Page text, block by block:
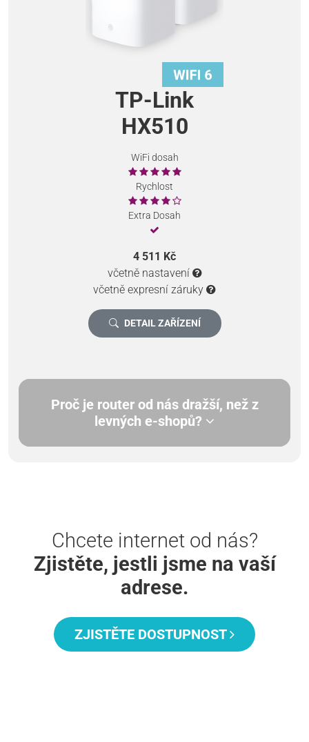
TP-Link
HX510
WiFi dosah
Rychlost
Extra Dosah
4 511 Kč
včetně nastavení
včetně expresní záruky
DETAIL ZAŘÍZENÍ
Proč je router od nás dražší, než z
levných e-shopů?
Chcete internet od nás?
Zjistěte, jestli jsme na vaší
adrese.
ZJISTĚTE DOSTUPNOST